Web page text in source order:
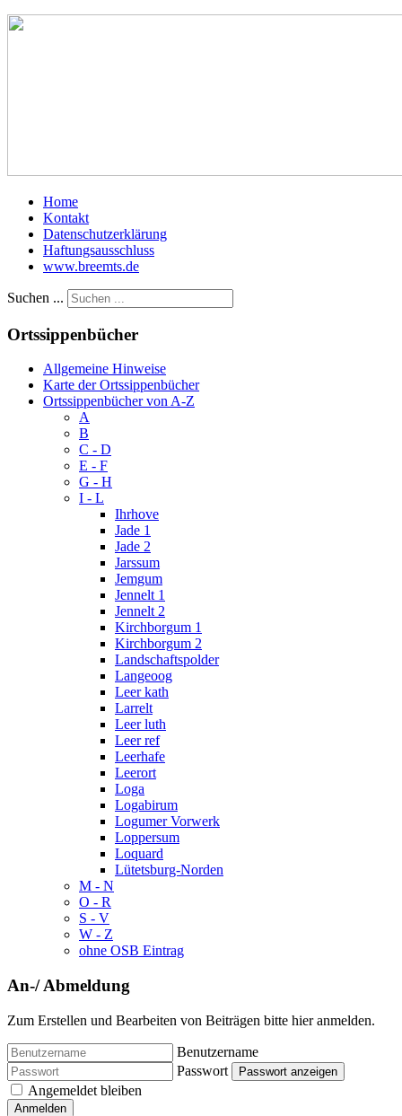
Home
Kontakt
Datenschutzerklärung
Haftungsausschluss
www.breemts.de
Suchen ...
Ortssippenbücher
Allgemeine Hinweise
Karte der Ortssippenbücher
Ortssippenbücher von A-Z
A
B
C - D
E - F
G - H
I - L
Ihrhove
Jade 1
Jade 2
Jarssum
Jemgum
Jennelt 1
Jennelt 2
Kirchborgum 1
Kirchborgum 2
Landschaftspolder
Langeoog
Leer kath
Larrelt
Leer luth
Leer ref
Leerhafe
Leerort
Loga
Logabirum
Logumer Vorwerk
Loppersum
Loquard
Lütetsburg-Norden
M - N
O - R
S - V
W - Z
ohne OSB Eintrag
An-/ Abmeldung
Zum Erstellen und Bearbeiten von Beiträgen bitte hier anmelden.
Benutzername
Passwort
Passwort anzeigen
Angemeldet bleiben
Anmelden